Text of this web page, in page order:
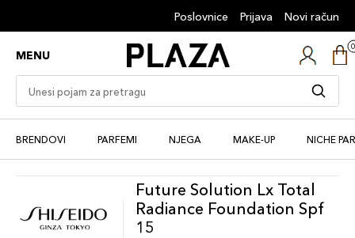
Poslovnice Prijava Novi račun
MENU
BRENDOVI PARFEMI NJEGA MAKE-UP NICHE
Future Solution Lx Total
Radiance Foundation Spf
15